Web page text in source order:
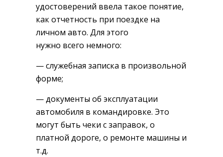
удостоверений ввела такое понятие,
как отчетность при поездке на
личном авто. Для этого
нужно всего немного:
— служебная записка в произвольной
форме;
— документы об эксплуатации
автомобиля в командировке. Это
могут быть чеки с заправок, о
платной дороге, о ремонте машины и
т.д.